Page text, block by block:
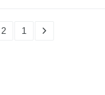
1
2